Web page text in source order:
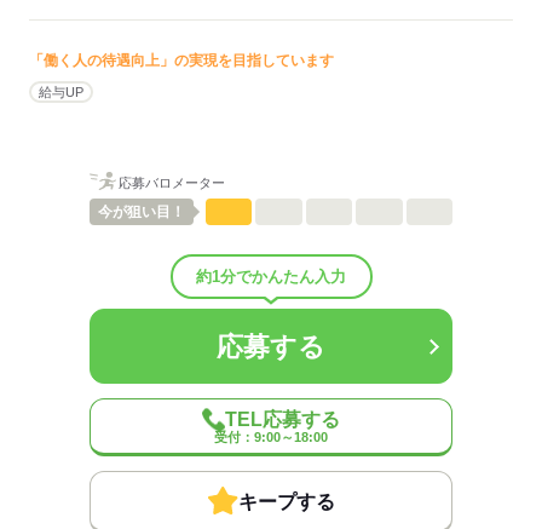
「働く人の待遇向上」の実現を目指しています
給与UP
応募バロメーター
今が狙い目！
約1分でかんたん入力
応募する
TEL応募する
受付：9:00～18:00
キープする